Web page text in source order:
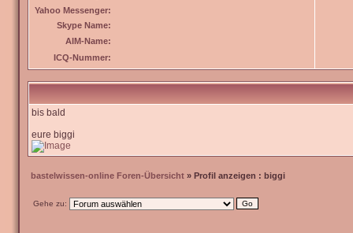
Yahoo Messenger:
Skype Name:
AIM-Name:
ICQ-Nummer:
bis bald
eure biggi
bastelwissen-online Foren-Übersicht » Profil anzeigen : biggi
Gehe zu: